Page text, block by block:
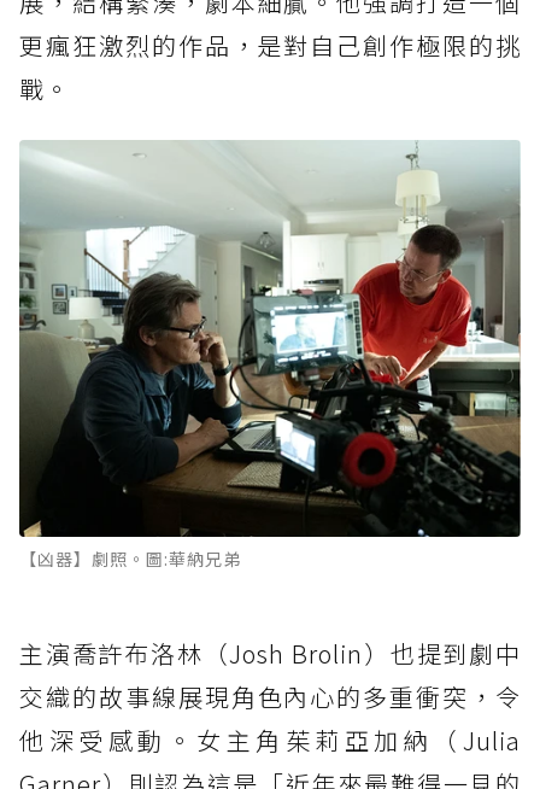
更瘋狂激烈的作品，是對自己創作極限的挑
戰。
【凶器】劇照。圖:華納兄弟
主演喬許布洛林（Josh Brolin）也提到劇中
交織的故事線展現角色內心的多重衝突，令
他深受感動。女主角茱莉亞加納（Julia